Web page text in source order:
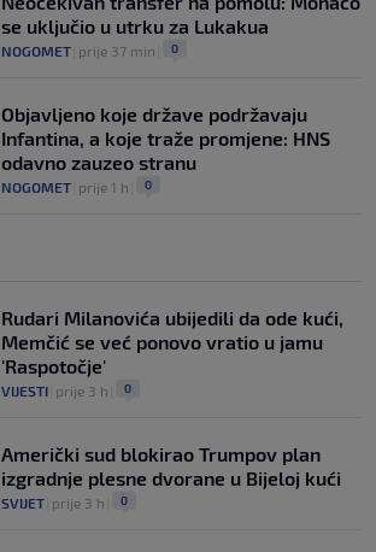
se uključio u utrku za Lukakua
NOGOMET prije 37 min 0
Objavljeno koje države podržavaju
Infantina, a koje traže promjene: HNS
odavno zauzeo stranu
NOGOMET prije 1 h 0
Rudari Milanovića ubijedili da ode kući,
Memčić se već ponovo vratio u jamu
'Raspotočje'
VIJESTI prije 3 h 0
Američki sud blokirao Trumpov plan
izgradnje plesne dvorane u Bijeloj kući
SVIJET prije 3 h 0